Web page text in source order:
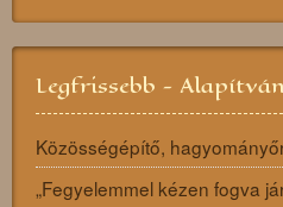
Legfrissebb -
Közösségépítő,
„Fegyelemmel kézen fogva